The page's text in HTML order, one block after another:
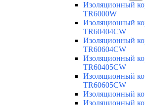
Изоляционный
TR6000W
Изоляционный
TR60404CW
Изоляционный
TR60604CW
Изоляционный
TR60405CW
Изоляционный
TR60605CW
Изоляционный
Изоляционный